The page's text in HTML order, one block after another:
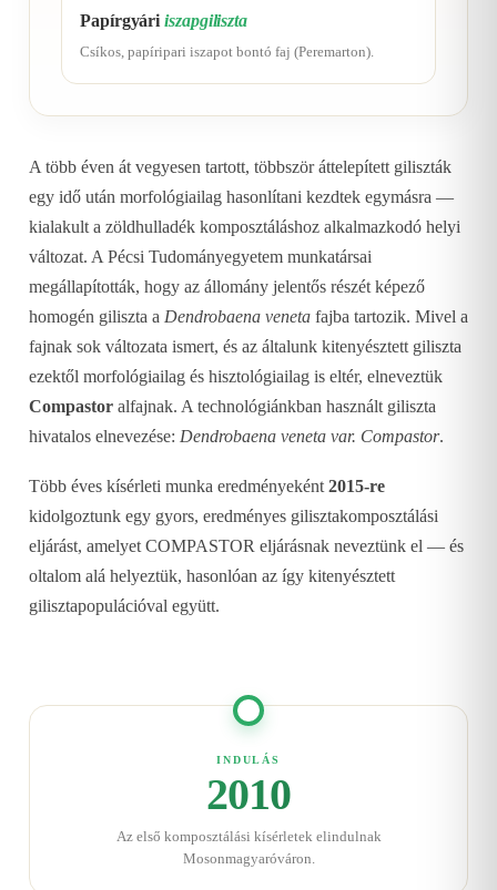
Papírgyáriiszapgiliszta
Csíkos, papíripari iszapot bontó faj (Peremarton).
A több éven át vegyesen tartott, többször áttelepített giliszták
egy idő után morfológiailag hasonlítani kezdtek egymásra —
kialakult a zöldhulladék komposztáláshoz alkalmazkodó helyi
változat. A Pécsi Tudományegyetem munkatársai
megállapították, hogy az állomány jelentős részét képező
homogén giliszta a Dendrobaena veneta fajba tartozik. Mivel a
fajnak sok változata ismert, és az általunk kitenyésztett giliszta
ezektől morfológiailag és hisztológiailag is eltér, elneveztük
Compastor alfajnak. A technológiánkban használt giliszta
hivatalos elnevezése: Dendrobaena veneta var. Compastor.
Több éves kísérleti munka eredményeként 2015-re
kidolgoztunk egy gyors, eredményes gilisztakomposztálási
eljárást, amelyet COMPASTOR eljárásnak neveztünk el — és
oltalom alá helyeztük, hasonlóan az így kitenyésztett
gilisztapopulációval együtt.
INDULÁS
2010
Az első komposztálási kísérletek elindulnak
Mosonmagyaróváron.